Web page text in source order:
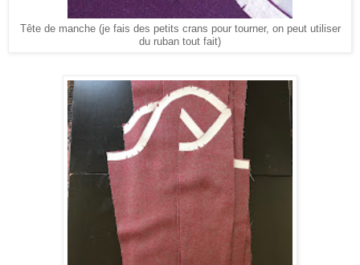
Tête de manche (je fais des petits crans pour tourner, on peut utiliser
du ruban tout fait)